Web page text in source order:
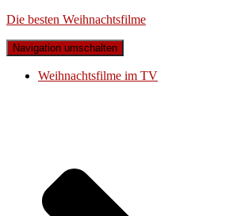
Die besten Weihnachtsfilme
Navigation umschalten
Weihnachtsfilme im TV